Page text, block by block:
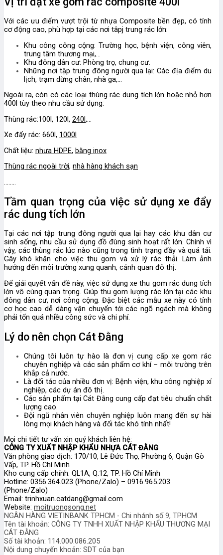
Với các ưu điểm vượt trội từ nhựa Composite bền đẹp, có tính
cơ động cao, phù hợp tại các nơi tâpj trung rác lớn:
Khu công công cộng: Trường học, bệnh viện, công viên,
trung tâm thương mại,…
Khu đông dân cư: Phòng trọ, chung cư.
Những nơi tập trung đông người qua lại: Các địa điểm du
lịch, trạm dừng chân, nhà ga,…
Ngoài ra, còn có các loại thùng rác dung tích lớn hoặc nhỏ hơn
400l tùy theo nhu cầu sử dụng:
Thùng rác:100l, 120l, 240l ,…
Xe đẩy rác: 660l, 1000l
Chất liệu: nhưa HDPE, bằng inox
Thùng rác ngoài trời, nhà hàng khách sạn
……..
Tầm quan trọng của việc sử dụng xe đẩy
rác dung tích lớn
Tại các nơi tập trung đông người qua lại hay các khu dân cư
sinh sống, nhu cầu sử dụng đồ đùng sinh hoạt rất lớn. Chính vì
vậy, các thùng rác lúc nào cũng trong tình trạng đầy và quá tải.
Gây khó khăn cho việc thu gom và xử lý rác thải. Làm ảnh
hưởng đến môi trường xung quanh, cảnh quan đô thị.
Để giải quyết vấn đề này, việc sử dụng xe thu gom rác dung tích
lớn vô cùng quan trọng. Giúp thu gom lượng rác lớn tại các khu
đông dân cư, nơi công cộng. Đặc biệt các mẫu xe này có tính
cơ học cao dễ dàng vận chuyển tới các ngõ ngách mà không
phải tốn quá nhiều công sức và chi phí.
Lý do nên chọn Cát Đằng
Chúng tôi luôn tự hào là đơn vị cung cấp xe gom rác
chuyên nghiệp và các sản phẩm cơ khí – môi trường trên
khắp cả nước.
Là đối tác của nhiều đơn vị: Bệnh viện, khu công nghiệp xí
nghiệp, các dự án đô thị.
Các sản phẩm tại Cát Đằng cung cấp đạt tiêu chuẩn chất
lượng cao.
Đội ngũ nhân viên chuyên nghiệp luôn mang đến sự hài
lòng mọi khách hàng và đối tác khó tính nhất!
Mọi chi tiết tư vấn xin quý khách liên hệ:
CÔNG TY XUẤT NHẬP KHẨU NHỰA CÁT ĐẰNG
Văn phòng giao dịch: 170/10, Lê Đức Thọ, Phường 6, Quận Gò
Vấp, TP. Hồ Chí Minh
Kho cung cấp chính: QL1A, Q.12, TP. Hồ Chí Minh
Hotline: 0356.364.023 (Phone/Zalo) – 0916.965.203
(Phone/Zalo)
Email: trinhxuan.catdang@gmail.com
Website: moitruongsong.net
NGÂN HÀNG VIETINBANK TPHCM - Chi nhánh số 9, TPHCM
Tên tài khoản: CÔNG TY TNHH XUẤT NHẬP KHẨU THƯƠNG MẠI
CÁT ĐẰNG
Số tài khoản: 114.000.086.205
Nội dung chuyển khoản: SDT của bạn